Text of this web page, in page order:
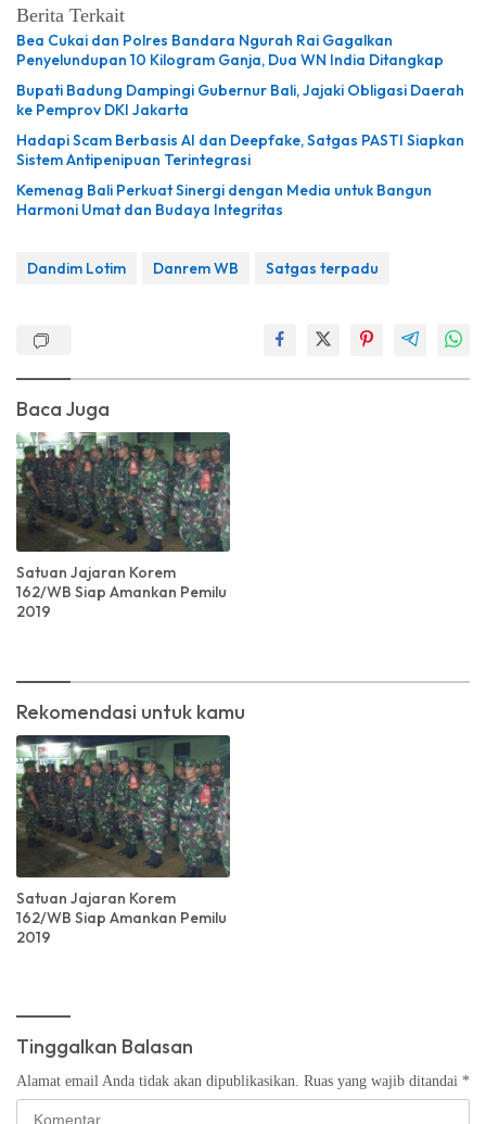
Berita Terkait
Bea Cukai dan Polres Bandara Ngurah Rai Gagalkan
Penyelundupan 10 Kilogram Ganja, Dua WN India Ditangkap
Bupati Badung Dampingi Gubernur Bali, Jajaki Obligasi Daerah
ke Pemprov DKI Jakarta
Hadapi Scam Berbasis AI dan Deepfake, Satgas PASTI Siapkan
Sistem Antipenipuan Terintegrasi
Kemenag Bali Perkuat Sinergi dengan Media untuk Bangun
Harmoni Umat dan Budaya Integritas
Dandim Lotim Danrem WB Satgas terpadu
Baca Juga
Satuan Jajaran Korem
162/WB Siap Amankan Pemilu
2019
Rekomendasi untuk kamu
Satuan Jajaran Korem
162/WB Siap Amankan Pemilu
2019
Tinggalkan Balasan
Alamat email Anda tidak akan dipublikasikan. Ruas yang wajib ditandai *